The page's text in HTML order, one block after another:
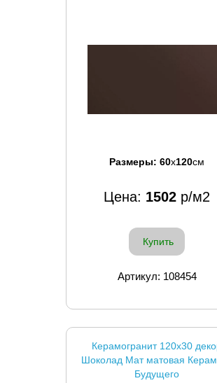
Размеры: 60x120см
Цена: 1502 р/м2
Купить
Артикул: 108454
Керамогранит 120x30
Шоколад Мат матовая
Будущего